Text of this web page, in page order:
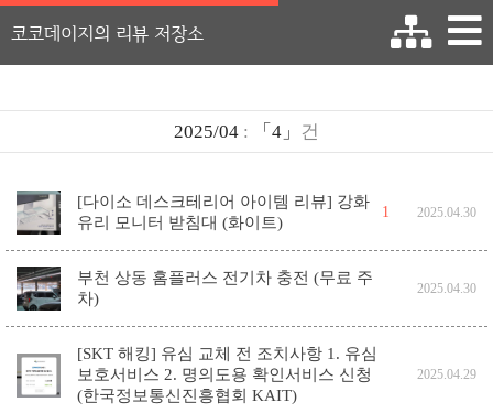
코코데이지의 리뷰 저장소
2025/04 : 「4」 건
[다이소 데스크테리어 아이템 리뷰] 강화
유리 모니터 받침대 (화이트)
1 2025.04.30
부천 상동 홈플러스 전기차 충전 (무료 주
차)
2025.04.30
[SKT 해킹] 유심 교체 전 조치사항 1. 유심
보호서비스 2. 명의도용 확인서비스 신청
(한국정보통신진흥협회 KAIT)
2025.04.29